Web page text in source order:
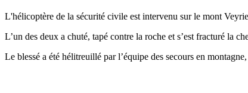
L'hélicoptère de la sécurité civile est intervenu sur le mont
L’un des deux a chuté, tapé contre la roche et s’est fracturé la
Le blessé a été hélitreuillé par l’équipe des secours en